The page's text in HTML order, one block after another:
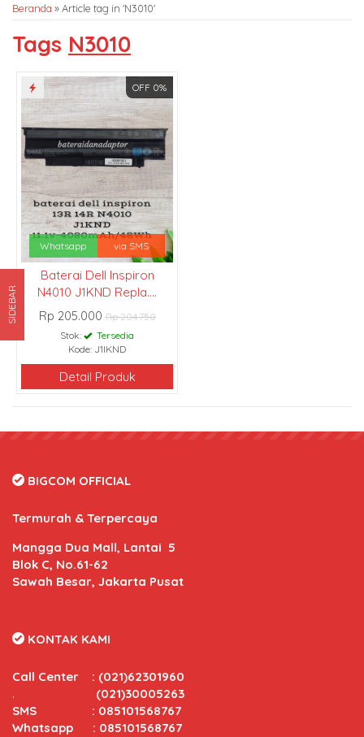
Beranda »Article tag in 'N3010'
Tags N3010
OFF 0%
Whatsapp via SMS
Baterai Dell Inspiron
N4010 J1KND Repla....
Rp 205.000Rp 204.750
Stok:
Tersedia
Kode: J1IKND
Detail Produk
SIDEBAR
BIGCOM OFFICIAL
Termurah & Terpercaya
Mangga Dua Mall, Lantai 5
Blok C, No.61-62
Sawah Besar, Jakarta Pusat
KONTAK KAMI
Call Center : (021)62301960
. (021)30005263
SMS : 085101568767
Whatsapp : 085101568767